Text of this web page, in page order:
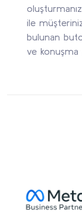
ile
bulunan
ve konuşma